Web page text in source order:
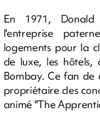
En 1971,
l'entreprise
logements pour la
de luxe, les
Bombay. Ce fan de
propriétaire des
animé "The